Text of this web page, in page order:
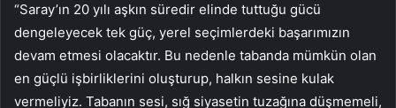
“Saray’ın 20 yılı aşkın süredir elinde tuttuğu gücü
dengeleyecek tek güç, yerel seçimlerdeki başarımızın
devam etmesi olacaktır. Bu nedenle tabanda mümkün olan
en güçlü işbirliklerini oluşturup, halkın sesine kulak
vermeliyiz. Tabanın sesi, sığ siyasetin tuzağına düşmemeli,